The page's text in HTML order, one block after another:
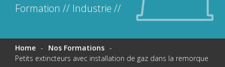
Formation // Industrie //
Home - Nos Formations -
Petits extincteurs avec installation de gaz dans la remorque